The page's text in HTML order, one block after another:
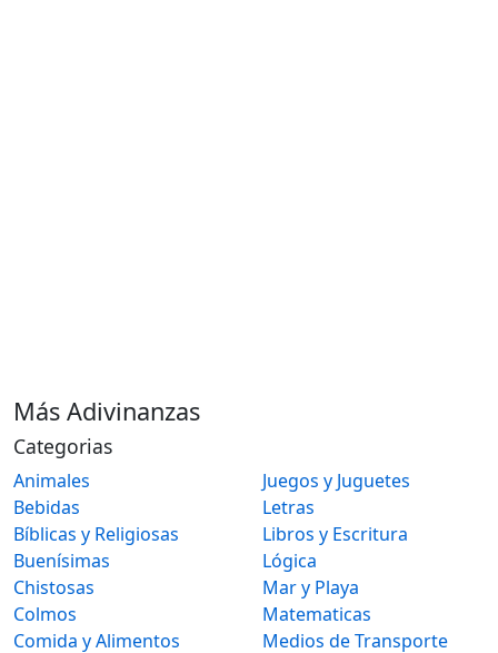
Más Adivinanzas
Categorias
Animales
Bebidas
Bíblicas y Religiosas
Buenísimas
Chistosas
Colmos
Comida y Alimentos
Juegos y Juguetes
Letras
Libros y Escritura
Lógica
Mar y Playa
Matematicas
Medios de Transporte